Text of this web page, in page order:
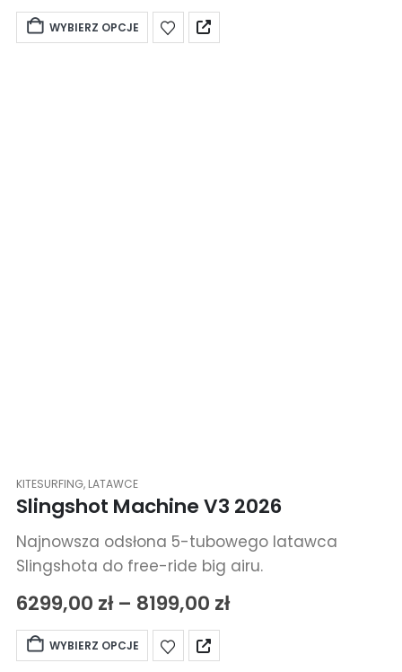
WYBIERZ OPCJE
KITESURFING, LATAWCE
Slingshot Machine V3 2026
Najnowsza odsłona 5-tubowego latawca
Slingshota do free-ride big airu.
6299,00 zł – 8199,00 zł
WYBIERZ OPCJE